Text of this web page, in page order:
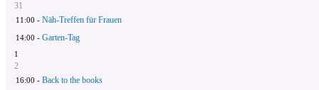
31
11:00 - Näh-Treffen für Frauen
14:00 - Garten-Tag
1
2
16:00 - Back to the books